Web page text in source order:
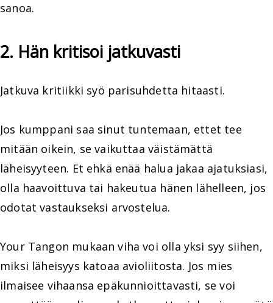
sanoa.
2. Hän kritisoi jatkuvasti
Jatkuva kritiikki syö parisuhdetta hitaasti.
Jos kumppani saa sinut tuntemaan, ettet tee
mitään oikein, se vaikuttaa väistämättä
läheisyyteen. Et ehkä enää halua jakaa ajatuksiasi,
olla haavoittuva tai hakeutua hänen lähelleen, jos
odotat vastaukseksi arvostelua.
Your Tangon mukaan viha voi olla yksi syy siihen,
miksi läheisyys katoaa avioliitosta. Jos mies
ilmaisee vihaansa epäkunnioittavasti, se voi